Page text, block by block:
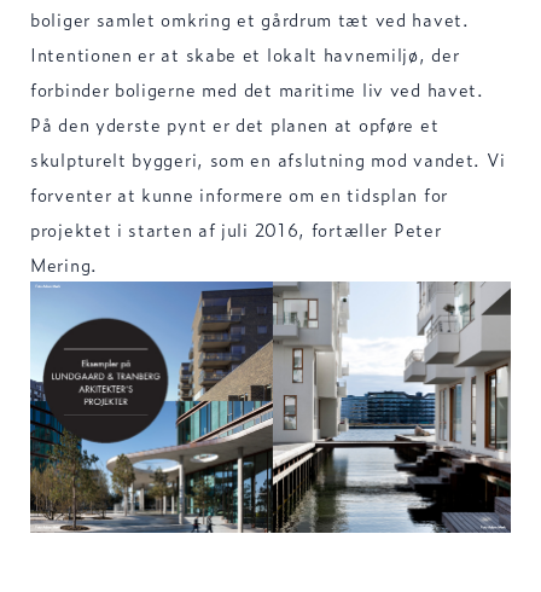
boliger samlet omkring et gårdrum tæt ved havet.
Intentionen er at skabe et lokalt havnemiljø, der
forbinder boligerne med det maritime liv ved havet.
På den yderste pynt er det planen at opføre et
skulpturelt byggeri, som en afslutning mod vandet. Vi
forventer at kunne informere om en tidsplan for
projektet i starten af juli 2016, fortæller Peter
Mering.